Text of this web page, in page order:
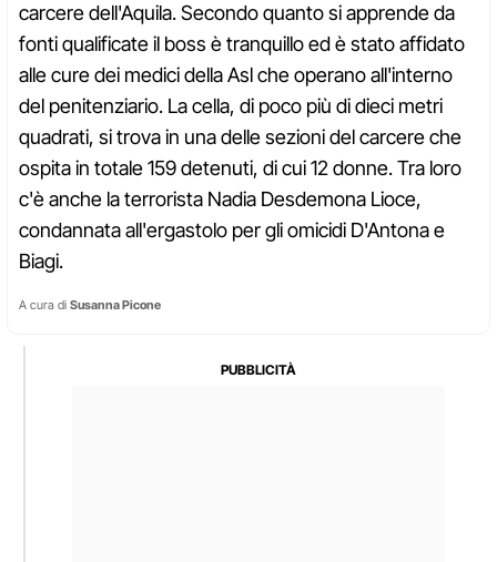
carcere dell'Aquila. Secondo quanto si apprende da
fonti qualificate il boss è tranquillo ed è stato affidato
alle cure dei medici della Asl che operano all'interno
del penitenziario. La cella, di poco più di dieci metri
quadrati, si trova in una delle sezioni del carcere che
ospita in totale 159 detenuti, di cui 12 donne. Tra loro
c'è anche la terrorista Nadia Desdemona Lioce,
condannata all'ergastolo per gli omicidi D'Antona e
Biagi.
A cura di Susanna Picone